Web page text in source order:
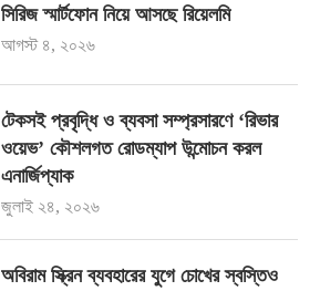
সিরিজ স্মার্টফোন নিয়ে আসছে রিয়েলমি
আগস্ট ৪, ২০২৬
টেকসই প্রবৃদ্ধি ও ব্যবসা সম্প্রসারণে ‘রিভার
ওয়েভ’ কৌশলগত রোডম্যাপ উন্মোচন করল
এনার্জিপ্যাক
জুলাই ২৪, ২০২৬
অবিরাম স্ক্রিন ব্যবহারের যুগে চোখের স্বস্তিও